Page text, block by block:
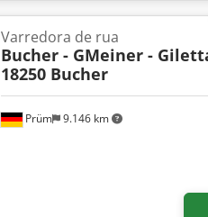
Prüm 9.146 km
Varredora de rua
Bucher - GMeiner -
18250 Bucher